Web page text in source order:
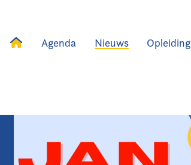
Agenda Nieuws Opleiding